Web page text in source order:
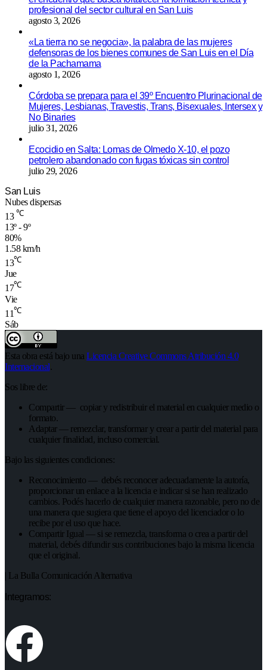
profesional del sector cultural en San Luis
agosto 3, 2026
«La tierra no se negocia», la palabra de las mujeres
defensoras de los bienes comunes de San Luis en el Día
de la Pachamama
agosto 1, 2026
Córdoba se prepara para el 39º Encuentro Plurinacional de
Mujeres, Lesbianas, Travestis, Trans, Bisexuales, Intersex y
No Binaries
julio 31, 2026
Ecocidio en Salta: Lomas de Olmedo X-10, el pozo
petrolero abandonado con fugas tóxicas sin control
julio 29, 2026
San Luis
Nubes dispersas
13 ℃
13º - 9º
80%
1.58 km/h
13℃
Jue
17℃
Vie
11℃
Sáb
Esta obra está bajo una Licencia Creative Commons Atribución 4.0
Internacional.
Sos libre de:
Compartir — copiar y redistribuir el material en cualquier medio o
formato.
Adaptar — remezclar, transformar y crear a partir del material para
cualquier finalidad, incluso comercial.
Bajo las siguientes condiciones:
Reconocimiento — debés reconocer adecuadamente la autoría,
proporcionar un enlace a la licencia e indicar si se han realizado
cambios. Podés hacerlo de cualquier manera razonable, pero no de
una manera que sugiera que tiene el apoyo del licenciador o lo
recibe por el uso que hace.
Compartir Igual — si se remezcla, transforma o crea a partir del
material, debés difundir sus contribuciones bajo la misma licencia
que el original.
| La Bulla Comunicación Alternativa
Integramos: